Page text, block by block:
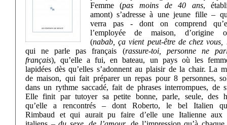
Femme (pas moins de 40 ans,
amont) s’adresse à une jeune fille –
verra pas - dont on comprend
l’employée de maison, d’origine
(nabab, ça vient peut-être de chez vous,
qui ne parle pas français (rassure-toi, personne ne
français), qu’elle a fui, en bateau, un pays où les
lapidées dès qu’elles s’adonnent au plaisir de la chair. La
de maison, qui fait préparer un repas pour 8 personnes,
dans un rythme saccadé, fait de phrases interrompues, de
Elle finit par tutoyer sa petite bonne, parle, seule, des
qu’elle a rencontrés – dont Roberto, le bel Italien
Rimbaud et qui aurait pu faire d’elle une Italienne aux